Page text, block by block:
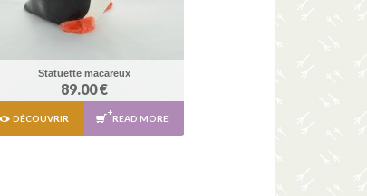
Statuette macareux
89.00 €
DÉCOUVRIR READ MORE